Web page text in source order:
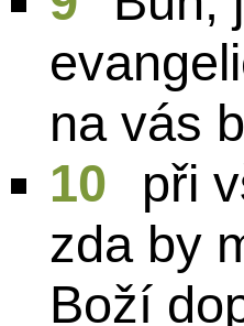
na vás
10
při
zda by
Boží